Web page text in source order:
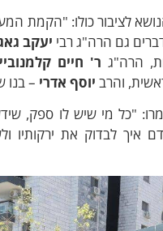
לציבור כולו: "הקמת
גם הרה"ג רבי יעקב
הרה"גר' חיים
והרב יוסף אדרי – בנו
"כל מי שיש לו ספק,
לבדוק את ירקותיו